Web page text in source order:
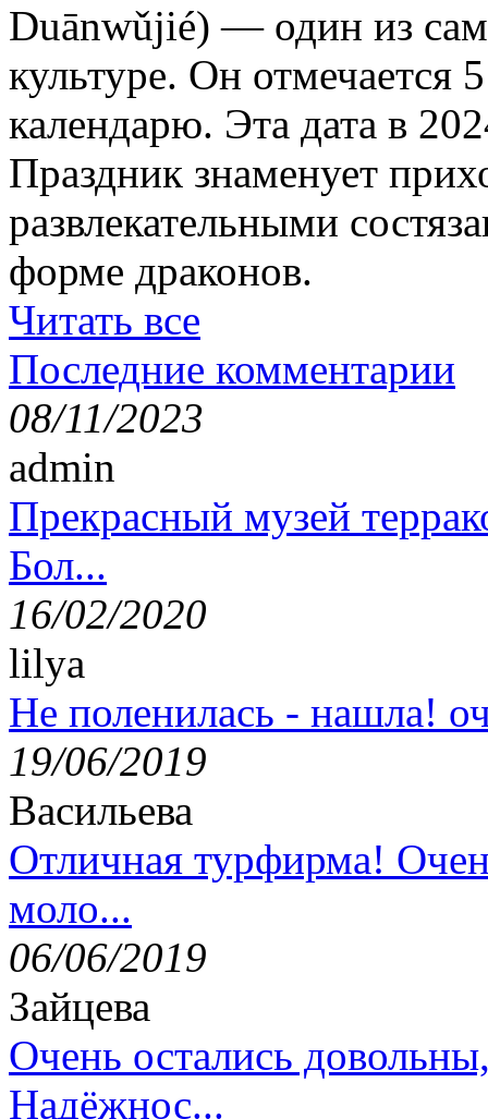
Duānwǔjié) — один из
культуре. Он отмечается
календарю. Эта дата в
Праздник знаменует
развлекательными
форме драконов.
Читать все
Последние комментарии
08/11/2023
admin
Прекрасный музей
Бол...
16/02/2020
lilya
Не поленилась - нашла!
19/06/2019
Васильева
Отличная турфирма!
моло...
06/06/2019
Зайцева
Очень остались
Надёжнос...